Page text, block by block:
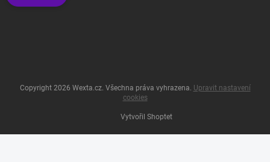
Vytvořil Shoptet
Copyright 2026 Wexta.cz. Všechna práva vyhrazena. Upravit nastavení
cookies